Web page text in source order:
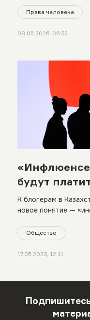
Права человека
08.05.2026, 06:32
будут
К блогерам в
новое понятие —
Общество
17.05.2023, 12:11